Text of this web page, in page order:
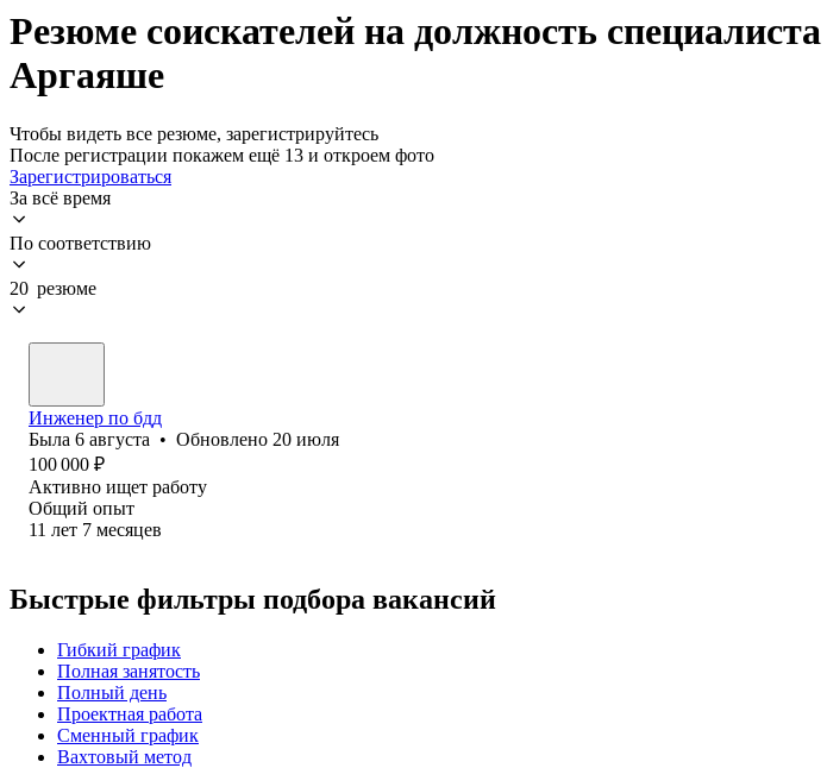
Резюме соискателей на должность
Аргаяше
Чтобы видеть все резюме, зарегистрируйтесь
После регистрации покажем ещё 13 и откроем фото
Зарегистрироваться
За всё время
По соответствию
20 резюме
Инженер по бдд
Была 6 августа • Обновлено 20 июля
100 000 ₽
Активно ищет работу
Общий опыт
11 лет 7 месяцев
Быстрые фильтры подбора вакансий
Гибкий график
Полная занятость
Полный день
Проектная работа
Сменный график
Вахтовый метод